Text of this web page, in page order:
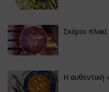
Σκάροι
Η αυθεντική